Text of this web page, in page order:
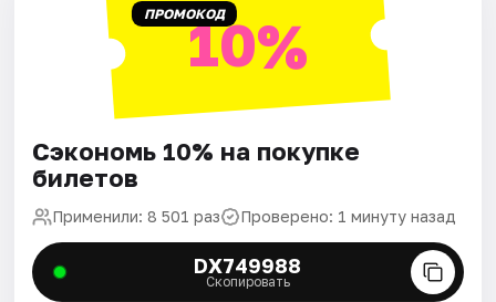
ПРОМОКОД10%
Сэкономь 10% на покупке
билетов
Применили: 8 501 раз Проверено: 1 минуту назад
DX749988
Скопировать